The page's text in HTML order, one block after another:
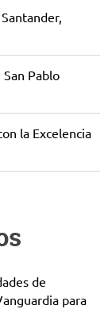
Pablo
la Excelencia
de
para